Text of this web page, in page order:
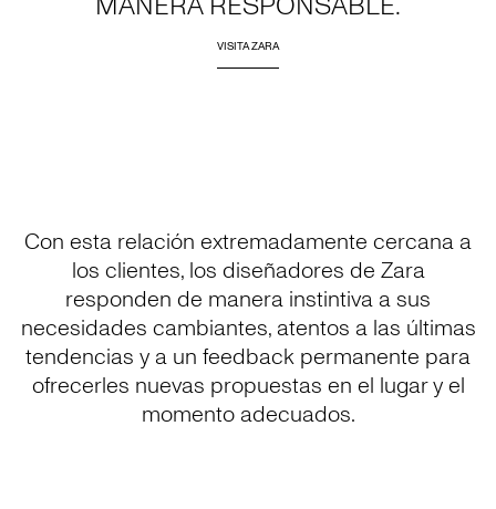
VISITA ZARA
Con esta relación extremadamente cercana a
los clientes, los diseñadores de Zara
responden de manera instintiva a sus
necesidades cambiantes, atentos a las últimas
tendencias y a un feedback permanente para
ofrecerles nuevas propuestas en el lugar y el
momento adecuados.